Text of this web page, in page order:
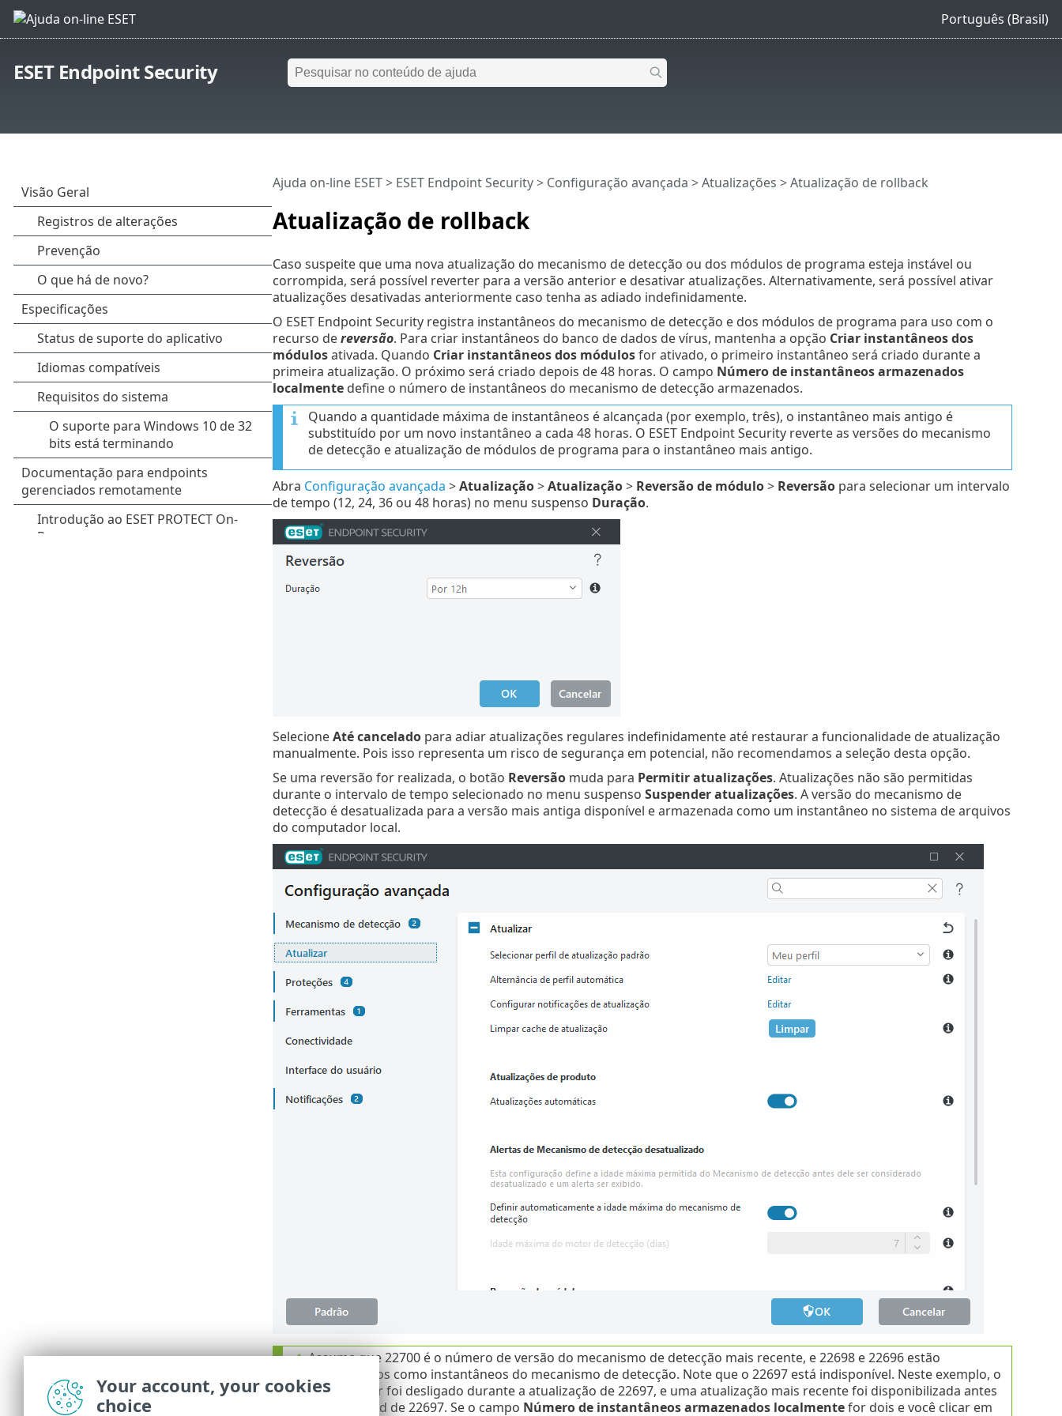
Português (Brasil)
ESET Endpoint Security
Atualização de rollback
Ajuda on-line ESET> ESET Endpoint Security> Configuração avançada >Atualizações > Atualização de rollback
Caso suspeite que uma nova atualização do mecanismo de detecção ou dos módulos de programa esteja instável ou
corrompida, será possível reverter para a versão anterior e desativar atualizações. Alternativamente, será possível ativar
atualizações desativadas anteriormente caso tenha as adiado indefinidamente.
O ESET Endpoint Security registra instantâneos do mecanismo de detecção e dos módulos de programa para uso com o
recurso dereversão. Para criar instantâneos do banco de dados de vírus, mantenha a opção Criar instantâneos dos
módulosativada. Quando Criar instantâneos dos módulosfor ativado, o primeiro instantâneo será criado durante a
primeira atualização. O próximo será criado depois de 48 horas. O campo Número de instantâneos armazenados
localmentedefine o número de instantâneos do mecanismo de detecção armazenados.
Quando a quantidade máxima de instantâneos é alcançada (por exemplo, três), o instantâneo mais antigo é
substituído por um novo instantâneo a cada 48 horas. O ESET Endpoint Security reverte as versões do mecanismo
de detecção e atualização de módulos de programa para o instantâneo mais antigo.
Abra Configuração avançada >Atualização>Atualização> Reversão de módulo> Reversãopara selecionar um intervalo
de tempo (12, 24, 36 ou 48 horas) no menu suspenso Duração.
SelecioneAté canceladopara adiar atualizações regulares indefinidamente até restaurar a funcionalidade de atualização
manualmente. Pois isso representa um risco de segurança em potencial, não recomendamos a seleção desta opção.
Se uma reversão for realizada, o botão Reversãomuda para Permitir atualizações. Atualizações não são permitidas
durante o intervalo de tempo selecionado no menu suspenso Suspender atualizações. A versão do mecanismo de
detecção é desatualizada para a versão mais antiga disponível e armazenada como um instantâneo no sistema de arquivos
do computador local.
Assuma que 22700 é o número de versão do mecanismo de detecção mais recente, e 22698 e 22696 estão
armazenados como instantâneos do mecanismo de detecção. Note que o 22697 está indisponível. Neste exemplo, o
computador foi desligado durante a atualização de 22697, e uma atualização mais recente foi disponibilizada antes
do download de 22697. Se o campo Número de instantâneos armazenados localmentefor dois e você clicar em
Your account, your cookies
choice